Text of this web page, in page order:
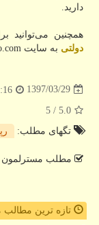
دارید.
همچنین می‌توانید
دولتی به سایت idanito.com مراجعه نماید.
1397/03/29
5.0
/ 5
تگهای مطلب:
مطلب مسترلمون
تازه ترین مطالب